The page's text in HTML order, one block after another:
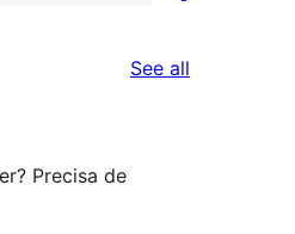
See all
Precisa de